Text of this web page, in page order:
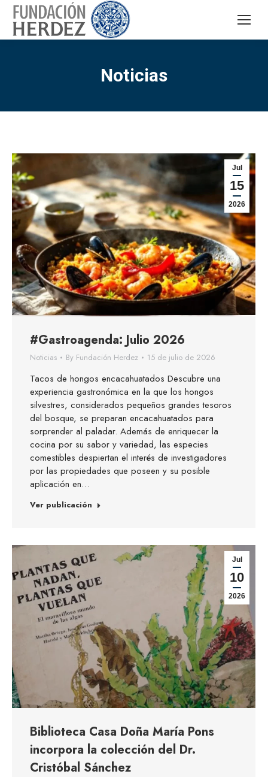
Noticias
Jul
15
2026
#Gastroagenda: Julio 2026
Noticias By Fundación Herdez 15 de julio de 2026
Tacos de hongos encacahuatados Descubre una
experiencia gastronómica en la que los hongos
silvestres, considerados pequeños grandes tesoros
del bosque, se preparan encacahuatados para
sorprender al paladar. Además de enriquecer la
cocina por su sabor y variedad, las especies
comestibles despiertan el interés de investigadores
por las propiedades que poseen y su posible
aplicación en…
Ver publicación
Jul
10
2026
Biblioteca Casa Doña María Pons
incorpora la colección del Dr.
Cristóbal Sánchez